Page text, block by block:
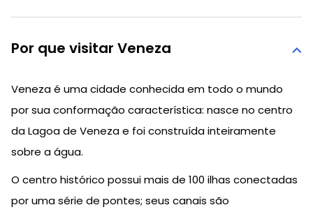
Por que visitar Veneza
Veneza é uma cidade conhecida em todo o mundo
por sua conformação característica: nasce no centro
da Lagoa de Veneza e foi construída inteiramente
sobre a água.
O centro histórico possui mais de 100 ilhas conectadas
por uma série de pontes; seus canais são